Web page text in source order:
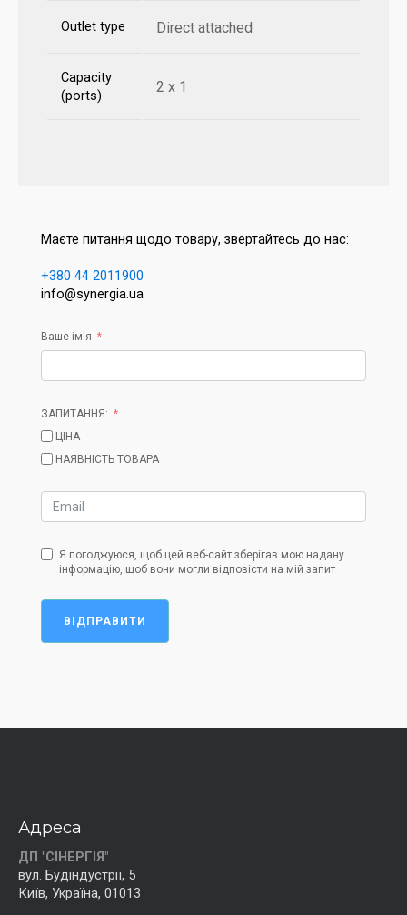
Outlet type Direct attached
Capacity
(ports)
2 x 1
Маєте питання щодо товару, звертайтесь до нас:
+380 44 2011900
info@synergia.ua
Ваше ім'я
ЗАПИТАННЯ:
ЦІНА
НАЯВНІСТЬ ТОВАРА
Я погоджуюся, щоб цей веб-сайт зберігав мою надану
інформацію, щоб вони могли відповісти на мій запит
ВІДПРАВИТИ
Адреса
ДП "СІНЕРГІЯ"
вул. Будіндустрії, 5
Київ, Україна, 01013